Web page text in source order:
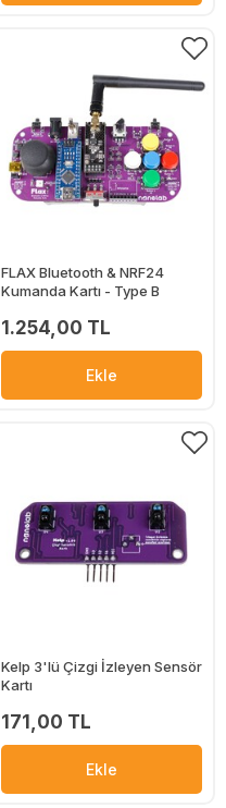
FLAX Bluetooth & NRF24
Kumanda Kartı - Type B
1.254,00 TL
Ekle
Kelp 3'lü Çizgi İzleyen Sensör
Kartı
171,00 TL
Ekle